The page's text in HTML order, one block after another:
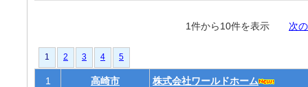
1件から10件を表示 次
1 2 3 4 5
1 高崎市 株式会社ワールドホーム